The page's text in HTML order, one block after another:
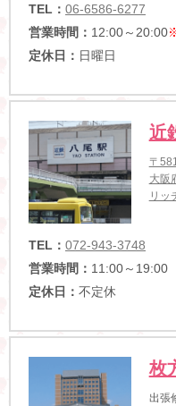
TEL： 06-6586-6277
営業時間： 12:00～20:00
定休日： 日曜日
近
〒
大阪
リッ
TEL： 072-943-3748
営業時間： 11:00～19:00
定休日： 不定休
枚
出張